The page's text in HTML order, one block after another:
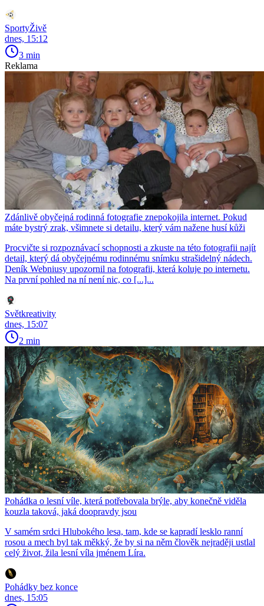
SportyŽivě
dnes, 15:12
3 min
Reklama
Zdánlivě obyčejná rodinná fotografie znepokojila internet. Pokud
máte bystrý zrak, všimnete si detailu, který vám nažene husí kůži
Procvičte si rozpoznávací schopnosti a zkuste na této fotografii najít
detail, který dá obyčejnému rodinnému snímku strašidelný nádech.
Deník Webniusy upozornil na fotografii, která koluje po internetu.
Na první pohled na ní není nic, co [...]...
Světkreativity
dnes, 15:07
2 min
Pohádka o lesní víle, která potřebovala brýle, aby konečně viděla
kouzla taková, jaká doopravdy jsou
V samém srdci Hlubokého lesa, tam, kde se kapradí lesklo ranní
rosou a mech byl tak měkký, že by si na něm člověk nejraději ustlal
celý život, žila lesní víla jménem Líra.
Pohádky bez konce
dnes, 15:05